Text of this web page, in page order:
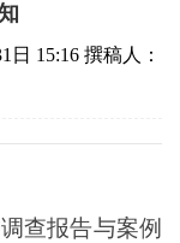
日 15:16 撰稿人：
查报告与案例